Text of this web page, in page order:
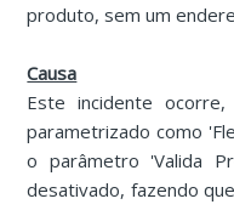
produto, sem um
Causa
Este incidente
parametrizado como
o parâmetro 'Valida
desativado, fazendo